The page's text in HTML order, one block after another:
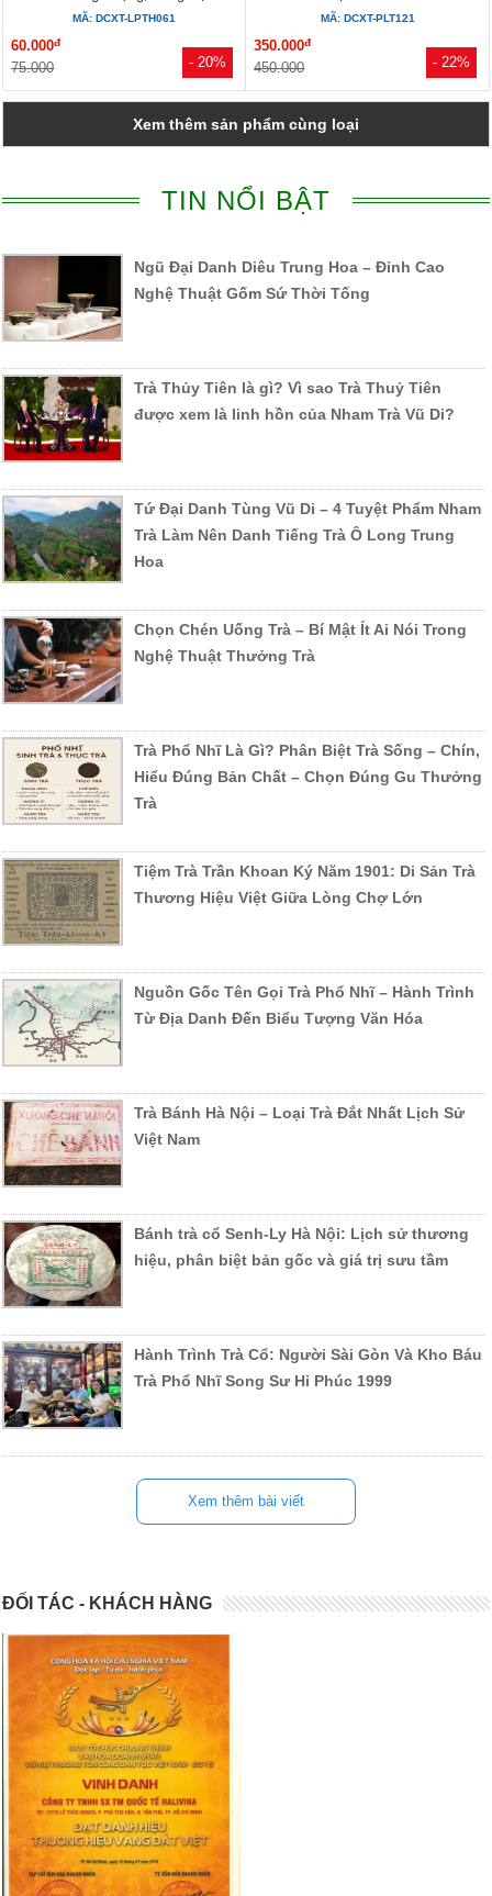
- 20%
MÃ: DCXT-LPTH061
60.000đ
75.000 - 22%
MÃ: DCXT-PLT121
350.000đ
450.000
Xem thêm sản phẩm cùng loại
TIN NỔI BẬT
Ngũ Đại Danh Diêu Trung Hoa – Đỉnh Cao
Nghệ Thuật Gốm Sứ Thời Tống
Trà Thủy Tiên là gì? Vì sao Trà Thuỷ Tiên
được xem là linh hồn của Nham Trà Vũ Di?
Tứ Đại Danh Tùng Vũ Di – 4 Tuyệt Phẩm Nham
Trà Làm Nên Danh Tiếng Trà Ô Long Trung
Hoa
Chọn Chén Uống Trà – Bí Mật Ít Ai Nói Trong
Nghệ Thuật Thưởng Trà
Trà Phổ Nhĩ Là Gì? Phân Biệt Trà Sống – Chín,
Hiểu Đúng Bản Chất – Chọn Đúng Gu Thưởng
Trà
Tiệm Trà Trần Khoan Ký Năm 1901: Di Sản Trà
Thương Hiệu Việt Giữa Lòng Chợ Lớn
Nguồn Gốc Tên Gọi Trà Phổ Nhĩ – Hành Trình
Từ Địa Danh Đến Biểu Tượng Văn Hóa
Trà Bánh Hà Nội – Loại Trà Đắt Nhất Lịch Sử
Việt Nam
Bánh trà cổ Senh-Ly Hà Nội: Lịch sử thương
hiệu, phân biệt bản gốc và giá trị sưu tầm
Hành Trình Trà Cổ: Người Sài Gòn Và Kho Báu
Trà Phổ Nhĩ Song Sư Hỉ Phúc 1999
Xem thêm bài viết
ĐỐI TÁC - KHÁCH HÀNG